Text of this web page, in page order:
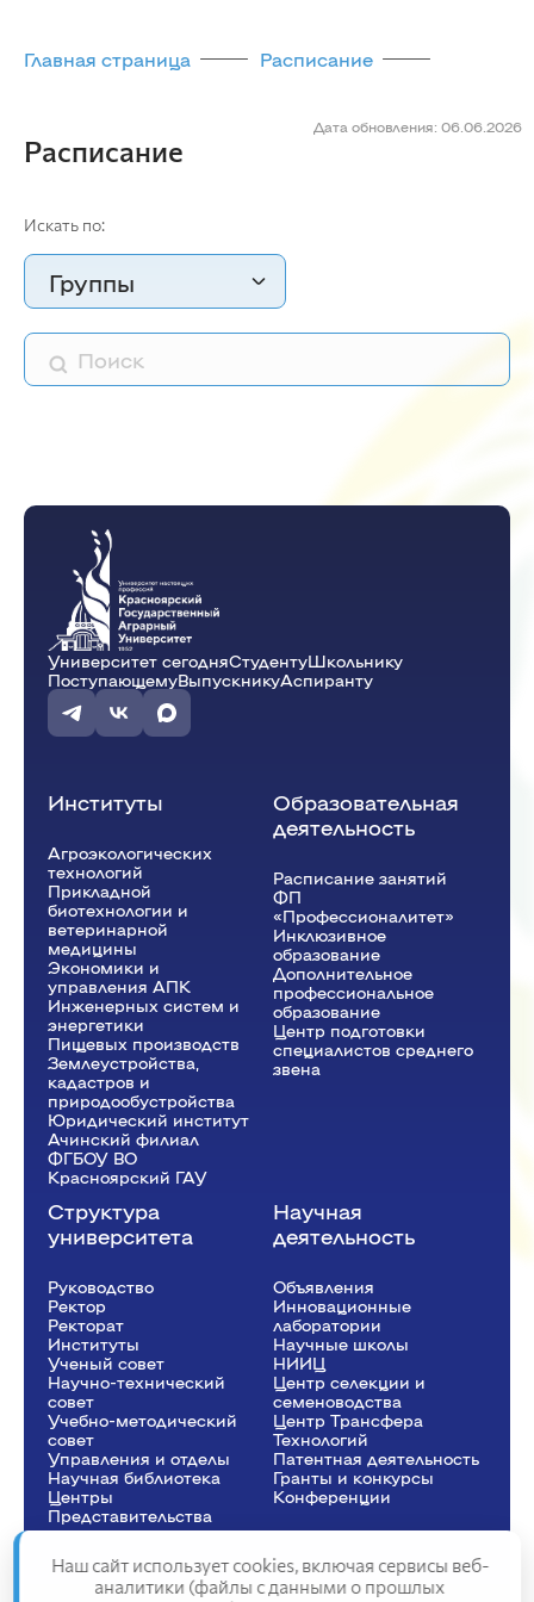
Главная страница Расписание
Дата обновления: 06.06.2026
Расписание
Искать по:
Группы
Университет сегодняСтудентуШкольнику
ПоступающемуВыпускникуАспиранту
Институты
Агроэкологических
технологий
Прикладной
биотехнологии и
ветеринарной
медицины
Экономики и
управления АПК
Инженерных систем и
энергетики
Пищевых производств
Землеустройства,
кадастров и
природообустройства
Юридический институт
Ачинский филиал
ФГБОУ ВО
Красноярский ГАУ
Образовательная
деятельность
Расписание занятий
ФП
«Профессионалитет»
Инклюзивное
образование
Дополнительное
профессиональное
образование
Центр подготовки
специалистов среднего
звена
Структура
университета
Руководство
Ректор
Рeкторат
Институты
Ученый совет
Научно-технический
совет
Учебно-методический
совет
Управления и отделы
Научная библиотека
Центры
Представительства
Научная
деятельность
Объявления
Инновационные
лаборатории
Научные школы
НИИЦ
Центр селекции и
семеноводства
Центр Трансфера
Технологий
Патентная деятельность
Гранты и конкурсы
Конференции
Наш сайт использует cookies, включая сервисы веб-
аналитики (файлы с данными о прошлых